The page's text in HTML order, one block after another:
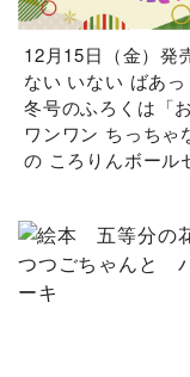
12月15日（金）
ない いない ばあ
冬号のふろくは「
ワンワン ちっちゃ
の ころりんボール